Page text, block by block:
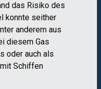
das Risiko des
konnte seither
anderem aus
diesem Gas
oder auch als
Schiffen